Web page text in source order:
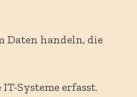
Daten handeln, die
Systeme erfasst.